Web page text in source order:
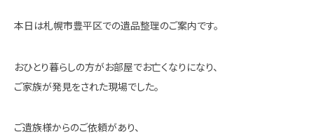
本日は札幌市豊平区での遺品整理のご案内です。
おひとり暮らしの方がお部屋でお亡くなりになり、
ご家族が発見をされた現場でした。
ご遺族様からのご依頼があり、